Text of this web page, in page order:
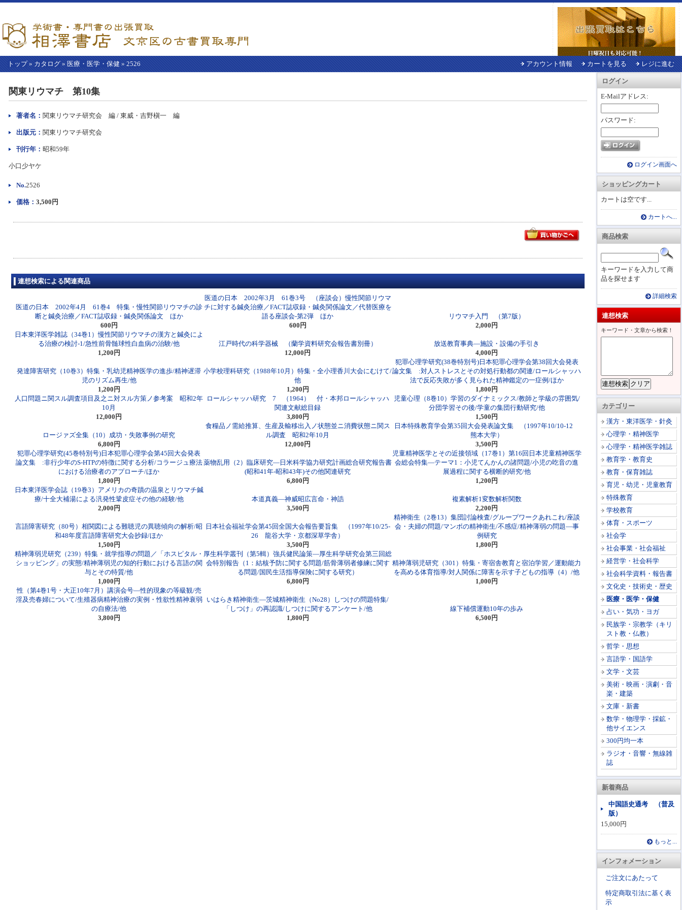
トップ» カタログ » 医療・医学・保健 » 2526 アカウント情報 カートを見る レジに進む
ログイン
E-Mailアドレス:
パスワード:
ログイン画面へ
ショッピングカート
カートは空です...
カートへ...
商品検索
キーワードを入力して商
品を探せます
詳細検索
連想検索
キーワード・文章から検索！
カテゴリー
漢方・東洋医学・針灸
心理学・精神医学
心理学・精神医学雑誌
教育学・教育史
教育・保育雑誌
育児・幼児・児童教育
特殊教育
学校教育
体育・スポーツ
社会学
社会事業・社会福祉
経営学・社会科学
社会科学資料・報告書
文化史・技術史・歴史
医療・医学・保健
占い・気功・ヨガ
民族学・宗教学（キリ
スト教・仏教）
哲学・思想
言語学・国語学
文学・文芸
美術・映画・演劇・音
楽・建築
文庫・新書
数学・物理学・採鉱・
他サイエンス
300円均一本
ラジオ・音響・無線雑
誌
新着商品
中国語史通考 （普及
版）
15,000円
もっと...
インフォメーション
ご注文にあたって
特定商取引法に基く表
示
こ
か
本
関東リウマチ 第10集
著者名： 関東リウマチ研究会 編 / 東威・吉野槇一 編
出版元： 関東リウマチ研究会
刊行年： 昭和59年
小口少ヤケ
No.2526
価格： 3,500円
連想検索による関連商品
医道の日本 2002年4月 61巻4 特集・慢性関節リウマチの診
断と鍼灸治療／FACT誌収録・鍼灸関係論文 ほか
600円
医道の日本 2002年3月 61巻3号 （座談会）慢性関節リウマ
チに対する鍼灸治療／FACT誌収録・鍼灸関係論文／代替医療を
語る座談会-第2弾 ほか
600円
リウマチ入門 （第7版）
2,000円
日本東洋医学雑誌（34巻1）慢性関節リウマチの漢方と鍼灸によ
る治療の検討-1/急性前骨髄球性白血病の治験/他
1,200円
江戸時代の科学器械 （蘭学資料研究会報告書別冊）
12,000円
放送教育事典―施設・設備の手引き
4,000円
発達障害研究（10巻3）特集・乳幼児精神医学の進歩/精神遅滞
児のリズム再生/他
1,200円
小学校理科研究（1988年10月）特集・全小理香川大会にむけて/
他
1,200円
犯罪心理学研究(38巻特別号)日本犯罪心理学会第38回大会発表
論文集 :対人ストレスとその対処行動都の関連/ロールシャッハ
法で反応失敗が多く見られた精神鑑定の一症例/ほか
1,800円
人口問題ニ関スル調査項目及之ニ対スル方策ノ参考案 昭和2年
10月
12,000円
ロールシャッハ研究 7 （1964） 付・本邦ロールシャッハ
関連文献総目録
3,800円
児童心理（8巻10）学習のダイナミックス/教師と学級の雰囲気/
分団学習その後/学童の集団行動研究/他
1,500円
ロージァズ全集（10）成功・失敗事例の研究
6,800円
食糧品ノ需給推算、生産及輸移出入ノ状態並ニ消費状態ニ関ス
ル調査 昭和2年10月
12,000円
日本特殊教育学会第35回大会発表論文集 （1997年10/10-12
熊本大学）
3,500円
犯罪心理学研究(45巻特別号)日本犯罪心理学会第45回大会発表
論文集 :非行少年のS-HTPの特徴に関する分析/コラージュ療法
における治療者のアプローチ/ほか
1,800円
薬物乱用（2）臨床研究―日米科学協力研究計画総合研究報告書
(昭和41年-昭和43年)その他関連研究
6,800円
児童精神医学とその近接領域（17巻1）第16回日本児童精神医学
会総会特集―テーマ1：小児てんかんの諸問題/小児の吃音の進
展過程に関する横断的研究/他
1,200円
日本東洋医学会誌（19巻3）アメリカの奇蹟の温泉とリウマチ鍼
療/十全大補湯による汎発性鞏皮症その他の経験/他
2,000円
本道真義―神威昭広言命・神誥
3,500円
複素解析1変数解析関数
2,200円
言語障害研究（80号）相関図による難聴児の異聴傾向の解析/昭
和48年度言語障害研究大会抄録/ほか
1,500円
日本社会福祉学会第45回全国大会報告要旨集 （1997年10/25-
26 龍谷大学・京都深草学舎）
3,500円
精神衛生（2巻13）集団討論検査/グループワークあれこれ/座談
会・夫婦の問題/マンボの精神衛生/不感症/精神薄弱の問題―事
例研究
1,800円
精神薄弱児研究（239）特集・就学指導の問題／「ホスピタル・
ショッピング」の実態/精神薄弱児の知的行動における言語の関
与とその特質/他
1,000円
厚生科学叢刊（第5輯）強兵健民論策―厚生科学研究会第三回総
会特別報告（1：結核予防に関する問題/筋骨薄弱者修練に関す
る問題/国民生活指導保険に関する研究）
6,800円
精神薄弱児研究（301）特集・寄宿舎教育と宿泊学習／運動能力
を高める体育指導/対人関係に障害を示す子どもの指導（4）/他
1,000円
性（第4巻1号・大正10年7月）講演会号―性的現象の等級観/売
淫及売春婦について/生殖器病精神治療の実例・性欲性精神衰弱
の自療法/他
3,800円
いはらき精神衛生―茨城精神衛生（No28）しつけの問題特集/
「しつけ」の再認識/しつけに関するアンケート/他
1,800円
線下補償運動10年の歩み
6,500円